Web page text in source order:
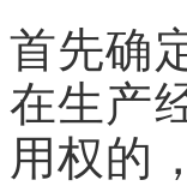
首先确
在生产
用权的